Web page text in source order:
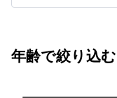
年齢で絞り込む